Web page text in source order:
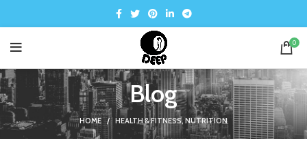
0
Blog
HOME HEALTH & FITNESS, NUTRITION